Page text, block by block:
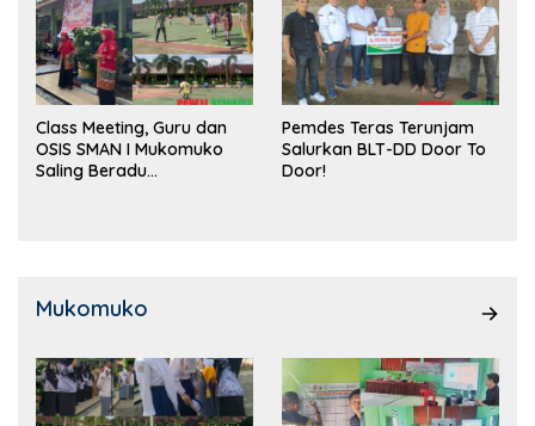
Class Meeting, Guru dan
OSIS SMAN I Mukomuko
Saling Beradu
Pemdes Teras Terunjam
Salurkan BLT-DD Door To
Door!
Mukomuko